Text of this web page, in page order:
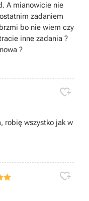
A mianowicie nie
zadaniem
bo nie wiem czy
inne zadania ?
?

robię wszystko jak w
